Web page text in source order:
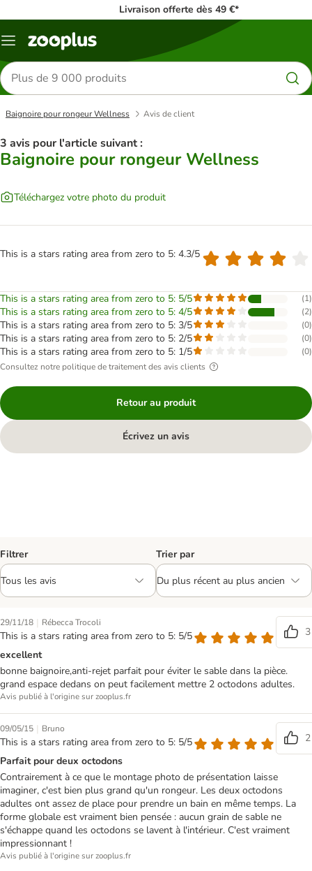
Livraison offerte dès 49 €*
Menu
Rechercher
des
produits
Baignoire pour rongeur Wellness Avis de client
3 avis pour l'article suivant :
Baignoire pour rongeur Wellness
Téléchargez votre photo du produit
This is a stars rating area from zero to 5: 4.3/5
This is a stars rating area from zero to 5: 5/5 (1)
This is a stars rating area from zero to 5: 4/5 (2)
This is a stars rating area from zero to 5: 3/5 (0)
This is a stars rating area from zero to 5: 2/5 (0)
This is a stars rating area from zero to 5: 1/5 (0)
Consultez notre politique de traitement des avis clients
Retour au produit
Écrivez un avis
Filtrer Trier par
29/11/18 | Rébecca Trocoli
This is a stars rating area from zero to 5: 5/5
3
excellent
bonne baignoire,anti-rejet parfait pour éviter le sable dans la pièce.
grand espace dedans on peut facilement mettre 2 octodons adultes.
Avis publié à l'origine sur zooplus.fr
09/05/15 | Bruno
This is a stars rating area from zero to 5: 5/5
2
Parfait pour deux octodons
Contrairement à ce que le montage photo de présentation laisse
imaginer, c'est bien plus grand qu'un rongeur. Les deux octodons
adultes ont assez de place pour prendre un bain en même temps. La
forme globale est vraiment bien pensée : aucun grain de sable ne
s'échappe quand les octodons se lavent à l'intérieur. C'est vraiment
impressionnant !
Avis publié à l'origine sur zooplus.fr